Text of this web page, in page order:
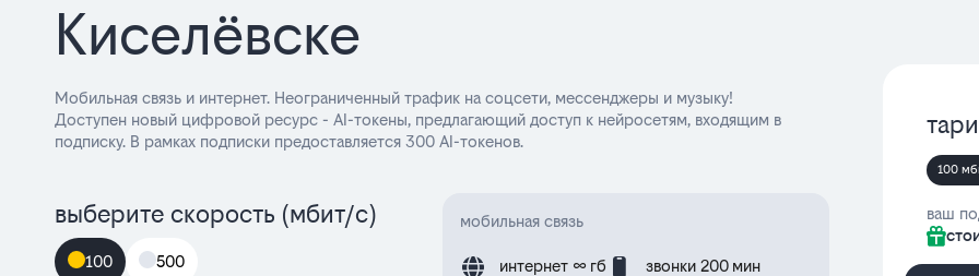
Киселёвске
Мобильная связь и интернет. Неограниченный трафик на соцсети, мессенджеры и музыку!
Доступен новый цифровой ресурс - AI-токены, предлагающий доступ к нейросетям, входящим в
подписку. В рамках подписки предоставляется 300 AI-токенов.
выберите скорость (мбит/с)
100 500
мобильная связь
интернет ∞ гб звонки 200 мин
100
ваш